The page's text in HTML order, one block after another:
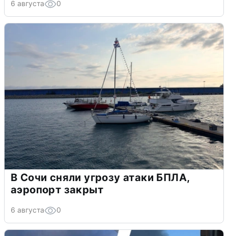
6 августа 0
В Сочи сняли угрозу атаки БПЛА,
аэропорт закрыт
6 августа 0